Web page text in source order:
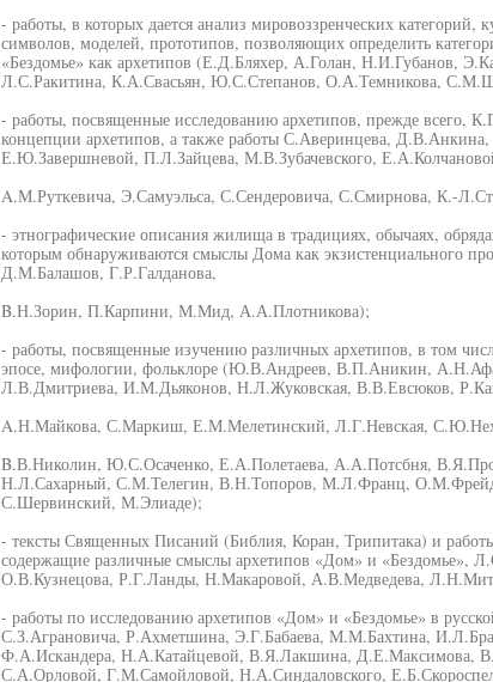
- работы, в которых дается анализ мировоззренческих категорий,
символов, моделей, прототипов, позволяющих определить
«Бездомье» как архетипов (Е.Д.Бляхер, А.Голан, Н.И.Губанов,
Л.С.Ракитина, К.А.Свасьян, Ю.С.Степанов, О.А.Темникова,
- работы, посвященные исследованию архетипов, прежде всего,
концепции архетипов, а также работы С.Аверинцева,
Е.Ю.Завершневой, П.Л.Зайцева, М.В.Зубачевского,
A.М.Руткевича, Э.Самуэльса, С.Сендеровича, С.Смирнова, К.-
- этнографические описания жилища в традициях, обычаях,
которым обнаруживаются смыслы Дома как экзистенциального
Д.М.Балашов, Г.Р.Галданова,
B.Н.Зорин, П.Карпини, М.Мид, А.А.Плотникова);
- работы, посвященные изучению различных архетипов, в том
эпосе, мифологии, фольклоре (Ю.В.Андреев, В.П.Аникин,
Л.В.Дмитриева, И.М.Дьяконов, Н.Л.Жуковская, В.В.Евсюков,
A.Н.Майкова, С.Маркиш, Е.М.Мелетинский, Л.Г.Невская,
B.В.Николин, Ю.С.Осаченко, Е.А.Полетаева, А.А.Потсбня,
Н.Л.Сахарный, С.М.Телегин, В.Н.Топоров, М.Л.Франц,
С.Шервинский, М.Элиаде);
- тексты Священных Писаний (Библия, Коран, Трипитака) и
содержащие различные смыслы архетипов «Дом» и «Бездомье»,
О.В.Кузнецова, Р.Г.Ланды, Н.Макаровой, А.В.Медведева,
- работы по исследованию архетипов «Дом» и «Бездомье» в
С.З.Аграновича, Р.Ахметшина, Э.Г.Бабаева, М.М.Бахтина,
Ф.А.Искандера, Н.А.Катайцевой, В.Я.Лакшина, Д.Е.Максимова,
С.А.Орловой, Г.М.Самойловой, Н.А.Синдаловского,